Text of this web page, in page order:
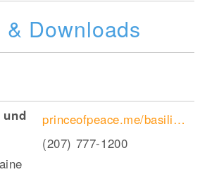
& Downloads
und
princeofpeace.me/basilica-of-saints-peter-paul-1
(207) 777-1200